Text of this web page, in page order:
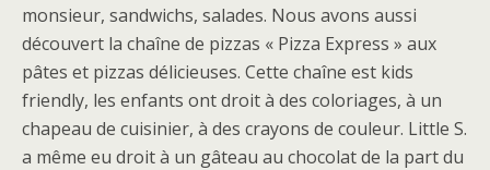
monsieur, sandwichs, salades. Nous avons aussi
découvert la chaîne de pizzas « Pizza Express » aux
pâtes et pizzas délicieuses. Cette chaîne est kids
friendly, les enfants ont droit à des coloriages, à un
chapeau de cuisinier, à des crayons de couleur. Little S.
a même eu droit à un gâteau au chocolat de la part du